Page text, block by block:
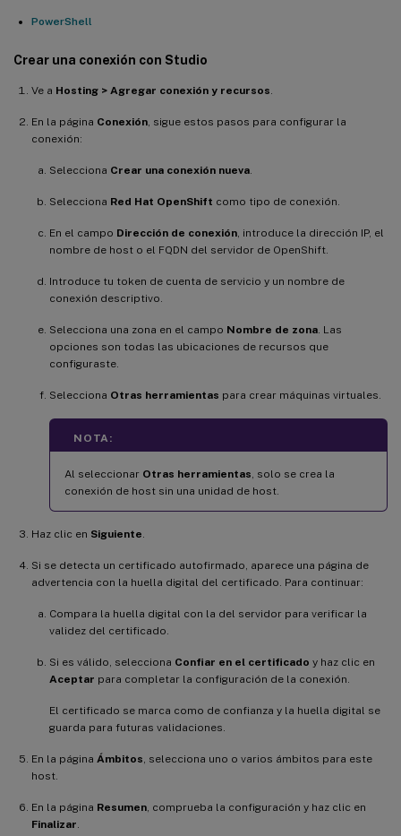
PowerShell
Crear una conexión con Studio
Ve a Hosting > Agregar conexión y recursos
En la página Conexión , sigue estos pasos para configurar la
conexión:
Selecciona Crear una conexión nueva
Selecciona Red Hat OpenShift como tipo de conexión.
En el campo Dirección de conexión , introduce la dirección IP, el
nombre de host o el FQDN del servidor de OpenShift.
Introduce tu token de cuenta de servicio y un nombre de
conexión descriptivo.
Selecciona una zona en el campo Nombre de zona . Las
opciones son todas las ubicaciones de recursos que
configuraste.
Selecciona Otras herramientas para crear máquinas virtuales.
NOTA:
Al seleccionar Otras herramientas , solo se crea la
conexión de host sin una unidad de host.
Haz clic en Siguiente
Si se detecta un certificado autofirmado, aparece una página de
advertencia con la huella digital del certificado. Para continuar:
Compara la huella digital con la del servidor para verificar la
validez del certificado.
Si es válido, selecciona Confiar en el certificado y haz clic en
Aceptar para completar la configuración de la conexión.
El certificado se marca como de confianza y la huella digital se
guarda para futuras validaciones.
En la página Ámbitos , selecciona uno o varios ámbitos para este
host.
En la página Resumen , comprueba la configuración y haz clic en
Finalizar